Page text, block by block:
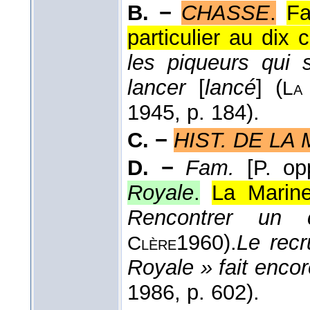
B. − CHASSE.
particulier au dix
les piqueurs qui
lancer[lancé] (
1945, p. 184).
C. − HIST. DE LA
D. − Fam.
[P.
Royale.
La
Rencontrer un
Clère1960).Le
Royale » fait
1986, p. 602).